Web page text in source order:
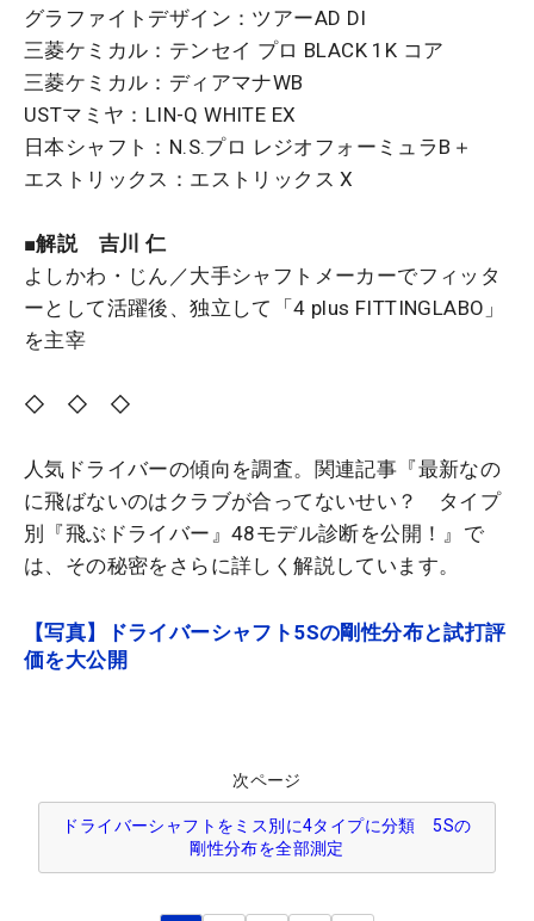
グラファイトデザイン：ツアーAD DI
三菱ケミカル：テンセイ プロ BLACK 1K コア
三菱ケミカル：ディアマナWB
USTマミヤ：LIN-Q WHITE EX
日本シャフト：N.S.プロ レジオフォーミュラB＋
エストリックス：エストリックス X
■解説 吉川 仁
よしかわ・じん／大手シャフトメーカーでフィッタ
ーとして活躍後、独立して「4 plus FITTINGLABO」
を主宰
◇ ◇ ◇
人気ドライバーの傾向を調査。関連記事『最新なの
に飛ばないのはクラブが合ってないせい？ タイプ
別『飛ぶドライバー』48モデル診断を公開！』で
は、その秘密をさらに詳しく解説しています。
【写真】ドライバーシャフト5Sの剛性分布と試打評
価を大公開
次ページ
ドライバーシャフトをミス別に4タイプに分類 5Sの
剛性分布を全部測定